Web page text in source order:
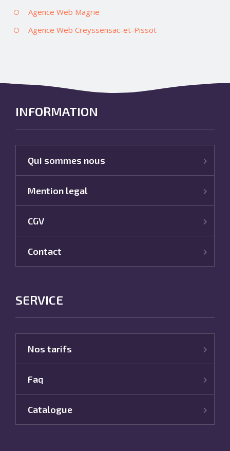
Agence Web Magrie
Agence Web Creyssensac-et-Pissot
INFORMATION
Qui sommes nous
Mention legal
CGV
Contact
SERVICE
Nos tarifs
Faq
Catalogue